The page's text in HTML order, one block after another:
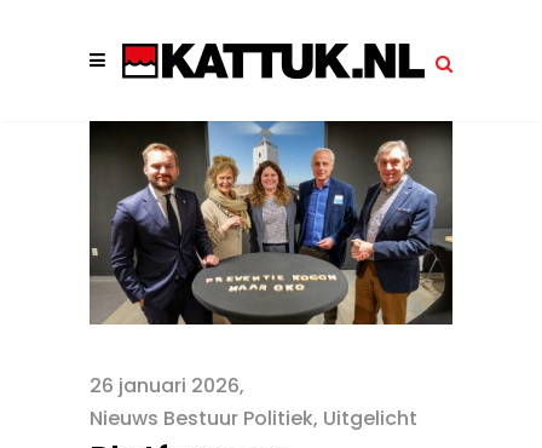
26 januari 2026
Nieuws Bestuur Politiek, Uitgelicht